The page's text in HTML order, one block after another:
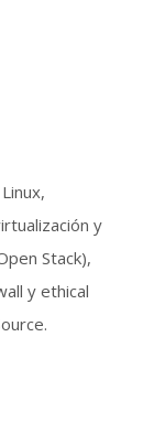
y
Stack),
y ethical